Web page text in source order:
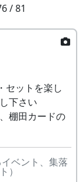
棚田オー
地元の人
を過ごす
1999
1999
2000
/ 81
セットを楽し
下さい
棚田カードの
ベント、集落
）